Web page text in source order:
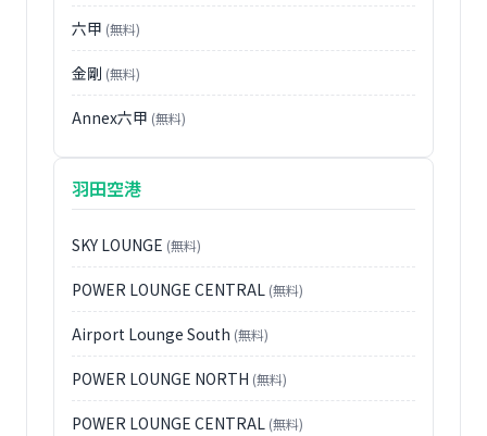
六甲 (無料)
金剛 (無料)
Annex六甲 (無料)
羽田空港
SKY LOUNGE (無料)
POWER LOUNGE CENTRAL (無料)
Airport Lounge South (無料)
POWER LOUNGE NORTH (無料)
POWER LOUNGE CENTRAL (無料)